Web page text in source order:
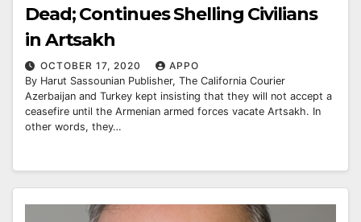
Dead; Continues Shelling Civilians
in Artsakh
OCTOBER 17, 2020
APPO
By Harut Sassounian Publisher, The California Courier
Azerbaijan and Turkey kept insisting that they will not accept a
ceasefire until the Armenian armed forces vacate Artsakh. In
other words, they…